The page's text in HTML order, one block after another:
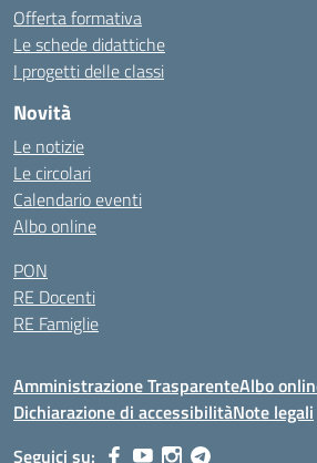
Offerta formativa
Le schede didattiche
I progetti delle classi
Novità
Le notizie
Le circolari
Calendario eventi
Albo online
PON
RE Docenti
RE Famiglie
Amministrazione TrasparenteAlbo
Dichiarazione di accessibilitàNote legali
Seguici su: